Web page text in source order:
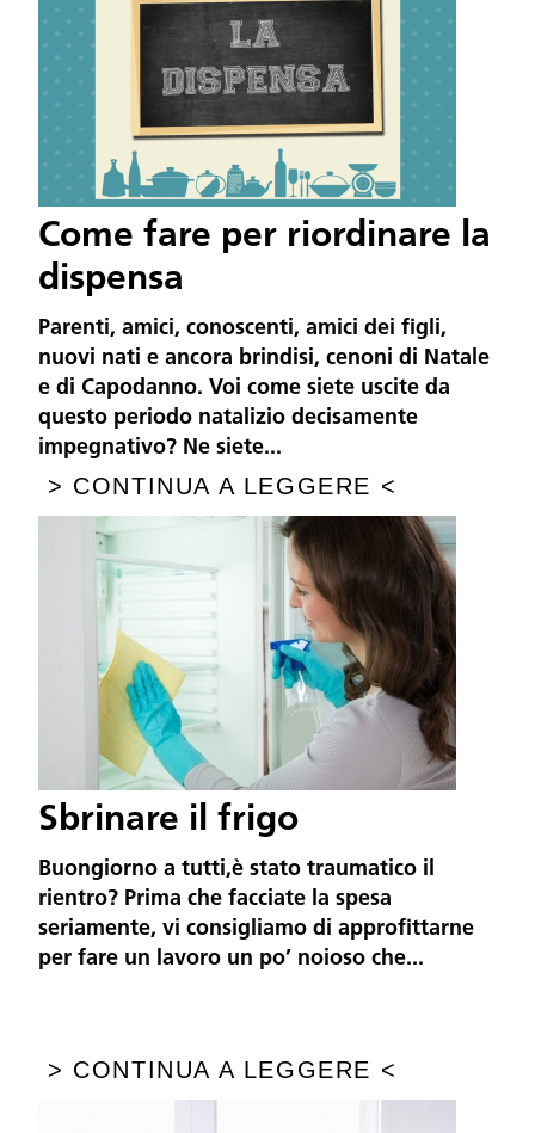
Come fare per riordinare la
dispensa
Parenti, amici, conoscenti, amici dei figli,
nuovi nati e ancora brindisi, cenoni di Natale
e di Capodanno. Voi come siete uscite da
questo periodo natalizio decisamente
impegnativo? Ne siete...
> CONTINUA A LEGGERE <
Sbrinare il frigo
Buongiorno a tutti,è stato traumatico il
rientro? Prima che facciate la spesa
seriamente, vi consigliamo di approfittarne
per fare un lavoro un po’ noioso che...
> CONTINUA A LEGGERE <